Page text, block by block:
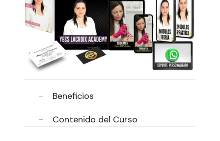
Beneficios
Contenido del Curso